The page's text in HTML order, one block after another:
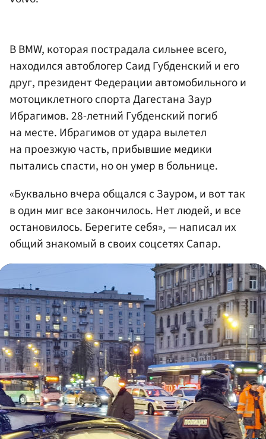
В BMW, которая пострадала сильнее всего,
находился автоблогер Саид Губденский и его
друг, президент Федерации автомобильного и
мотоциклетного спорта Дагестана Заур
Ибрагимов. 28-летний Губденский погиб
на месте. Ибрагимов от удара вылетел
на проезжую часть, прибывшие медики
пытались спасти, но он умер в больнице.
«Буквально вчера общался с Зауром, и вот так
в один миг все закончилось. Нет людей, и все
остановилось. Берегите себя», — написал их
общий знакомый в своих соцсетях Сапар.